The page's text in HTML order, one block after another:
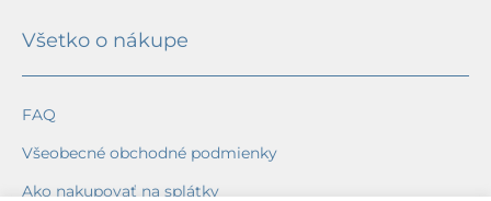
Všetko o nákupe
FAQ
Všeobecné obchodné podmienky
Ako nakupovať na splátky